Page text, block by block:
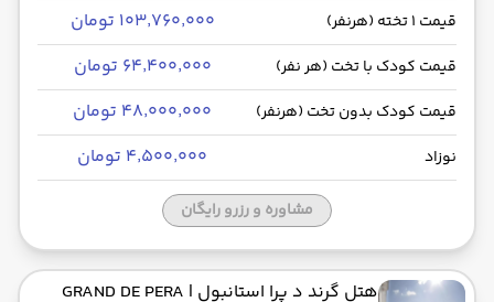
قیمت 1 تخته (هرنفر) ۱۰۳٬۷۶۰٬۰۰۰ تومان
قیمت کودک با تخت (هر نفر) ۶۴٬۴۰۰٬۰۰۰ تومان
قیمت کودک بدون تخت (هرنفر) ۴۸٬۰۰۰٬۰۰۰ تومان
نوزاد ۴٬۵۰۰٬۰۰۰ تومان
مشاوره و رزرو رایگان
هتل گرند د پرا استانبول | GRAND DE PERA